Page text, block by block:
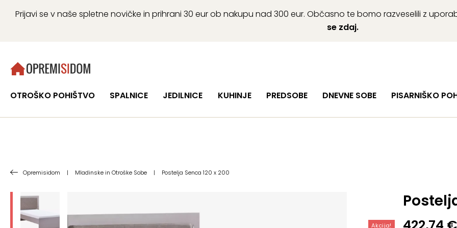
Prijavi se v naše spletne novičke in prihrani 30 eur ob nakupu nad 300 eur. Občasno te bomo razveselili z
se zdaj.
OTROŠKO POHIŠTVO SPALNICE JEDILNICE KUHINJE PREDSOBE DNEVNE SOBE PISARNIŠKO
Opremisidom | Mladinske in Otroške Sobe | Postelja Senca 120 x 200
Akcija!